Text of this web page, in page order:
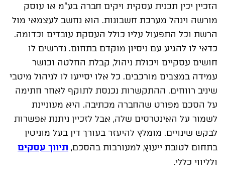
הזכיין יכין תכנית עסקית ויקים חברה בע”מ או עוסק
מורשה וינהל מערכת חשבונות. הוא נחשב לעצמאי מול
הרשת וכל התפעול עליו כולל העסקת עובדים וכדומה.
כדאי לו להגיע עם ניסיון מוקדם בתחום. נדרשים לו
חושים עסקיים ויכולת ניהול, קבלת החלטה וכושר
עמידה במצבים מורכבים. כל אלו יסייעו לו לניהול מיטבי
שיניב רווחים. ההתקשרות נכנסת לתוקף לאחר חתימה
על הסכם מפורט שהחברה מכתיבה. היא מעוניינת
לשמור על האינטרסים שלה, אבל לזכיין ניתנת אפשרות
לבקש שינויים. מומלץ להיעזר בעורך דין בעל מוניטין
בתחום לטובת ייעוץ, למעורבות בהסכם, תיווך עסקים
ולליווי כללי.